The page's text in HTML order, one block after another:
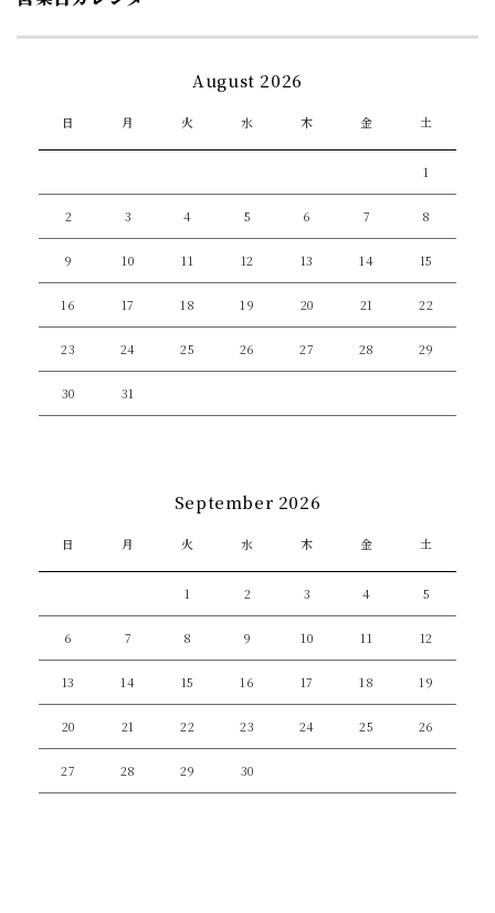
August 2026
日 月 火 水 木 金 土
1
2 3 4 5 6 7 8
9 10 11 12 13 14 15
16 17 18 19 20 21 22
23 24 25 26 27 28 29
30 31
September 2026
日 月 火 水 木 金 土
1 2 3 4 5
6 7 8 9 10 11 12
13 14 15 16 17 18 19
20 21 22 23 24 25 26
27 28 29 30